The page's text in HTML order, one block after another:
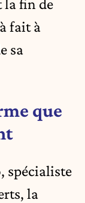
la fin de
fait à
sa
que
spécialiste
la